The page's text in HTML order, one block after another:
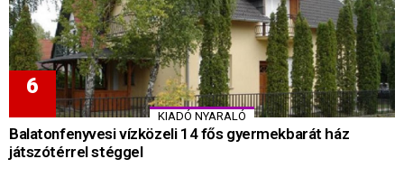
KIADÓ NYARALÓ
Balatonfenyvesi vízközeli 14 fős gyermekbarát ház
játszótérrel stéggel